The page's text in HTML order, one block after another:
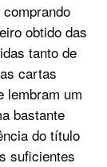
obtido das
tanto de
cartas
lembram um
bastante
do título
suficientes